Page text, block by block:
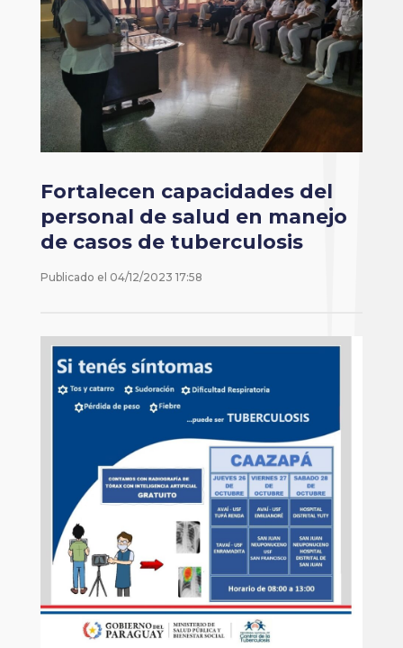
Fortalecen capacidades del
personal de salud en manejo
de casos de tuberculosis
Publicado el 04/12/2023 17:58